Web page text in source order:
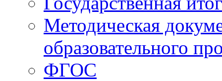
Методическая
образовательного
ФГОС
педагог